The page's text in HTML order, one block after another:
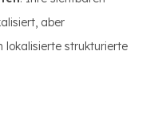
aber
lokalisierte strukturierte